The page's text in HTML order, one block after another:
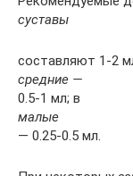
суставы
составляют 1-2
средние —
0.5-1 мл; в
малые
— 0.25-0.5 мл.